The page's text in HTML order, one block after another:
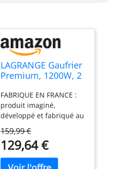
LAGRANGE Gaufrier
Premium, 1200W, 2
inclus (Gaufre &
Croque Monsieur),
Fabriqué en France,
Réversible sur son
socle, Cuisson
personnalisée,
Plaques amovibles,
FABRIQUE EN FRANCE :
produit imaginé,
développé et fabriqué au
de la région lyonnaise UN
APPAREIL D'EXPERT :
possibilité de
personnaliser la finition
159,99 €
129,64 €